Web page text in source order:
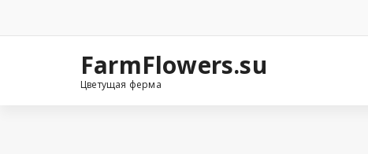
содержимому
FarmFlowers.su
Цветущая ферма